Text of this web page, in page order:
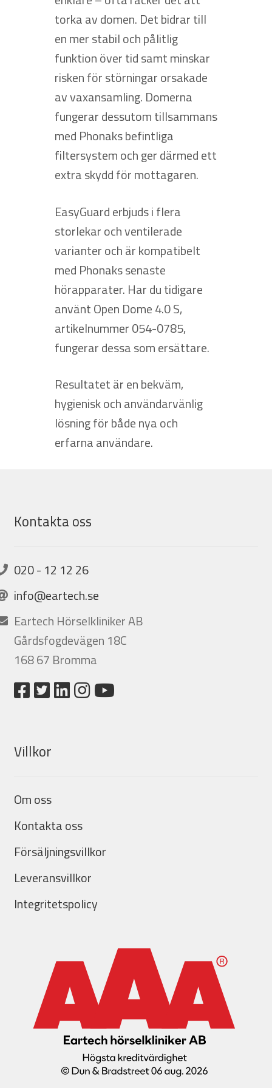
torka av domen. Det bidrar till
en mer stabil och pålitlig
funktion över tid samt minskar
risken för störningar orsakade
av vaxansamling. Domerna
fungerar dessutom tillsammans
med Phonaks befintliga
filtersystem och ger därmed ett
extra skydd för mottagaren.
EasyGuard erbjuds i flera
storlekar och ventilerade
varianter och är kompatibelt
med Phonaks senaste
hörapparater. Har du tidigare
använt Open Dome 4.0 S,
artikelnummer 054-0785,
fungerar dessa som ersättare.
Resultatet är en bekväm,
hygienisk och användarvänlig
lösning för både nya och
erfarna användare.
Kontakta oss
020 - 12 12 26
info@eartech.se
Eartech Hörselkliniker AB
Gårdsfogdevägen 18C
168 67 Bromma
Villkor
Om oss
Kontakta oss
Försäljningsvillkor
Leveransvillkor
Integritetspolicy